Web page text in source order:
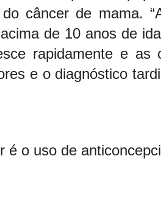
câncer de mama.
de 10 anos de
rapidamente e as
e o diagnóstico
é o uso de